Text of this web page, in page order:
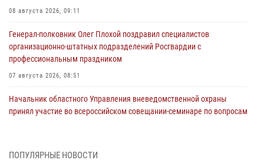
08 августа 2026, 09:11
Генерал-полковник Олег Плохой поздравил специалистов
организационно-штатных подразделений Росгвардии с
профессиональным праздником
07 августа 2026, 08:51
Начальник областного Управления вневедомственной охраны
принял участие во всероссийском совещании-семинаре по вопросам
ПОПУЛЯРНЫЕ НОВОСТИ